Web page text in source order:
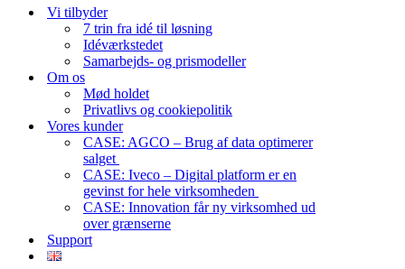
Vi tilbyder
7 trin fra idé til løsning
Idéværkstedet
Samarbejds- og prismodeller
Om os
Mød holdet
Privatlivs og cookiepolitik
Vores kunder
CASE: AGCO – Brug af data optimerer
salget
CASE: Iveco – Digital platform er en
gevinst for hele virksomheden
CASE: Innovation får ny virksomhed ud
over grænserne
Support